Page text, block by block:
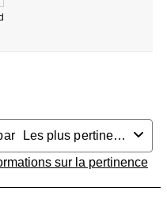
Les plus pertinents
sur la pertinence